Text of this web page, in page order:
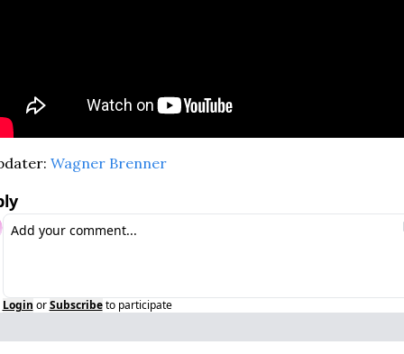
Wagner Brenner
Login or Subscribe to participate